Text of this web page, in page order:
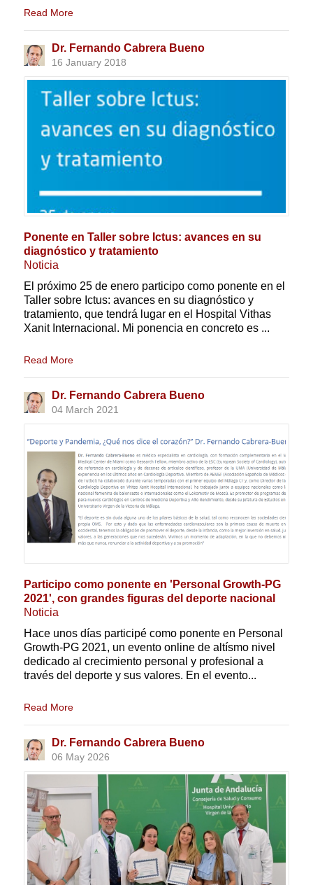
Read More
Dr. Fernando Cabrera Bueno
16 January 2018
Ponente en Taller sobre Ictus: avances en su
diagnóstico y tratamiento
Noticia
El próximo 25 de enero participo como ponente en el
Taller sobre Ictus: avances en su diagnóstico y
tratamiento, que tendrá lugar en el Hospital Vithas
Xanit Internacional. Mi ponencia en concreto es ...
Read More
Dr. Fernando Cabrera Bueno
04 March 2021
Participo como ponente en 'Personal Growth-PG
2021', con grandes figuras del deporte nacional
Noticia
Hace unos días participé como ponente en Personal
Growth-PG 2021, un evento online de altísmo nivel
dedicado al crecimiento personal y profesional a
través del deporte y sus valores. En el evento...
Read More
Dr. Fernando Cabrera Bueno
06 May 2026